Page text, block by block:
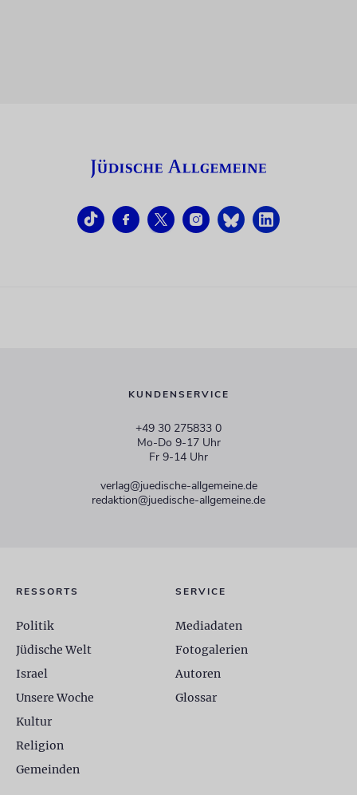
KUNDENSERVICE
+49 30 275833 0
Mo-Do 9-17 Uhr
Fr 9-14 Uhr
verlag@juedische-allgemeine.de
redaktion@juedische-allgemeine.de
RESSORTS
Politik
Jüdische Welt
Israel
Unsere Woche
Kultur
Religion
Gemeinden
SERVICE
Mediadaten
Fotogalerien
Autoren
Glossar